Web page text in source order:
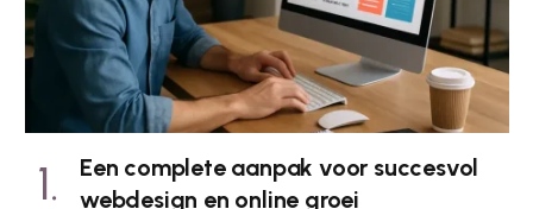
Een complete aanpak voor succesvol
webdesign en online groei